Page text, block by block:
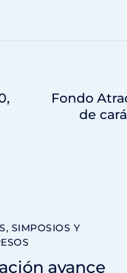
Fondo
de
SIMPOSIOS Y
avance